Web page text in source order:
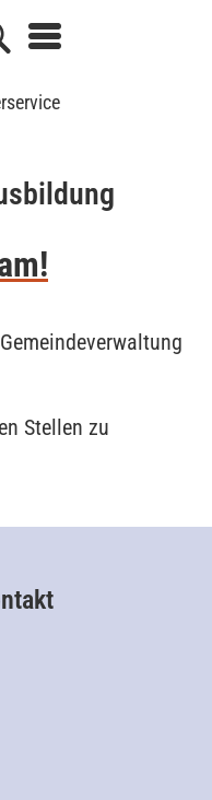
Stellen zu